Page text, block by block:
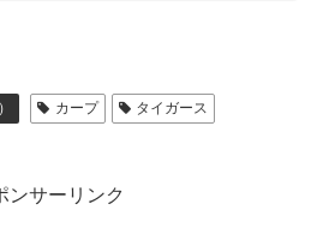
カープ
タイガース
ンサーリンク